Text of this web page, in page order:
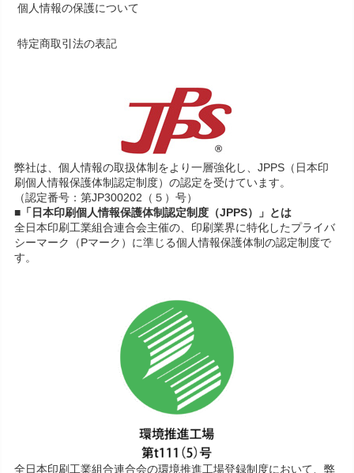
個人情報の保護について
特定商取引法の表記
弊社は、個人情報の取扱体制をより一層強化し、JPPS（日本印
刷個人情報保護体制認定制度）の認定を受けています。
（認定番号：第JP300202（５）号）
■「日本印刷個人情報保護体制認定制度（JPPS）」とは
全日本印刷工業組合連合会主催の、印刷業界に特化したプライバ
シーマーク（Pマーク）に準じる個人情報保護体制の認定制度で
す。
全日本印刷工業組合連合会の環境推進工場登録制度において、弊